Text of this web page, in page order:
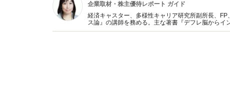
企業取材・株主優待レポート ガイド
経済キャスター、多様性キャリア研究所副所長、
ス論』の講師を務める。主な著書『デフレ脳から
ドスター等を含む取材・インタビューは2000人を超